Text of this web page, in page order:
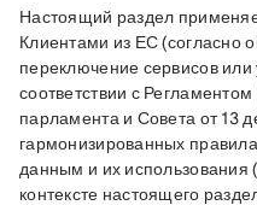
Настоящий раздел
Клиентами из ЕС (согласно
переключение сервисов
соответствии с
парламента и Совета от 13
гармонизированных
данным и их использования
контексте настоящего